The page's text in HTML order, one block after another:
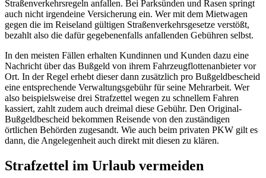
Straßenverkehrsregeln anfallen. Bei Parksünden und Rasen springt
auch nicht irgendeine Versicherung ein. Wer mit dem Mietwagen
gegen die im Reiseland gültigen Straßenverkehrsgesetze verstößt,
bezahlt also die dafür gegebenenfalls anfallenden Gebühren selbst.
In den meisten Fällen erhalten Kundinnen und Kunden dazu eine
Nachricht über das Bußgeld von ihrem Fahrzeugflottenanbieter vor
Ort. In der Regel erhebt dieser dann zusätzlich pro Bußgeldbescheid
eine entsprechende Verwaltungsgebühr für seine Mehrarbeit. Wer
also beispielsweise drei Strafzettel wegen zu schnellem Fahren
kassiert, zahlt zudem auch dreimal diese Gebühr. Den Original-
Bußgeldbescheid bekommen Reisende von den zuständigen
örtlichen Behörden zugesandt. Wie auch beim privaten PKW gilt es
dann, die Angelegenheit auch direkt mit diesen zu klären.
Strafzettel im Urlaub vermeiden